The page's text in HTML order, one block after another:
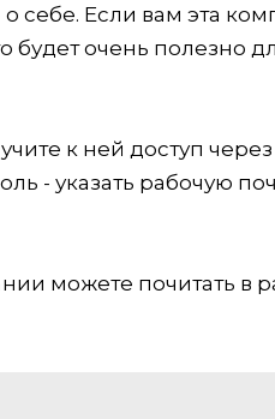
Если вам эта
будет очень полезно
к ней доступ
- указать рабочую
можете почитать в